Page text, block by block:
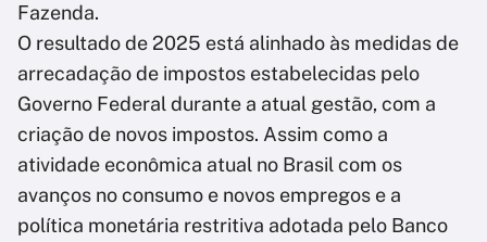
Fazenda.
O resultado de 2025 está alinhado às medidas de
arrecadação de impostos estabelecidas pelo
Governo Federal durante a atual gestão, com a
criação de novos impostos. Assim como a
atividade econômica atual no Brasil com os
avanços no consumo e novos empregos e a
política monetária restritiva adotada pelo Banco